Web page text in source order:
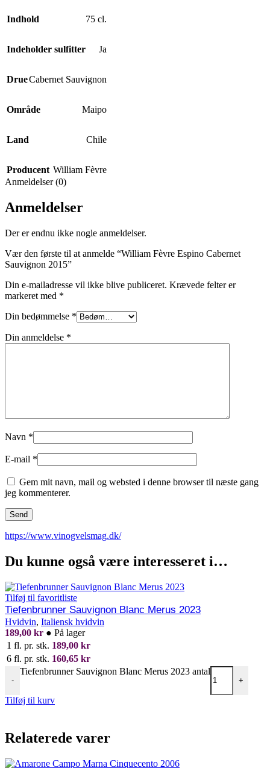
Indhold 75 cl.
Indeholder sulfitter Ja
DrueCabernet Sauvignon
Område Maipo
Land Chile
Producent William Fèvre
Anmeldelser (0)
Anmeldelser
Der er endnu ikke nogle anmeldelser.
Vær den første til at anmelde “William Fèvre Espino Cabernet
Sauvignon 2015”
Din e-mailadresse vil ikke blive publiceret. Krævede felter er
markeret med *
Din bedømmelse *
Din anmeldelse *
Navn *
E-mail *
Gem mit navn, mail og websted i denne browser til næste gang
jeg kommenterer.
https://www.vinogvelsmag.dk/
Du kunne også være interesseret i…
Tilføj til favoritliste
Tiefenbrunner Sauvignon Blanc Merus 2023
Hvidvin, Italiensk hvidvin
189,00 kr ● På lager
1 fl. pr. stk. 189,00 kr
6 fl. pr. stk. 160,65 kr
-
Tiefenbrunner Sauvignon Blanc Merus 2023 antal
+
Tilføj til kurv
Relaterede varer